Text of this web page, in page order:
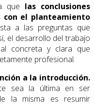
que las conclusiones
con el planteamiento
a las preguntas que
el desarrollo del trabajo
concreta y clara que
profesional.
a la introducción.
sea la última en ser
la misma es resumir